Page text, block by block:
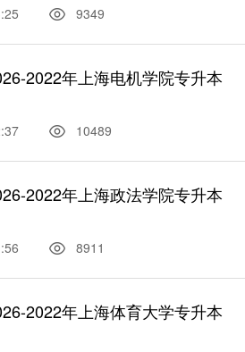
9349
2022年上海电机学院专升本
10489
2022年上海政法学院专升本
8911
2022年上海体育大学专升本